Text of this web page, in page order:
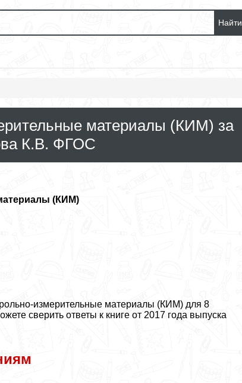
Найти
материалы (КИМ) за
К.В. ФГОС
(КИМ)
измерительные материалы (КИМ) для 8
сверить ответы к книге от 2017 года выпуска